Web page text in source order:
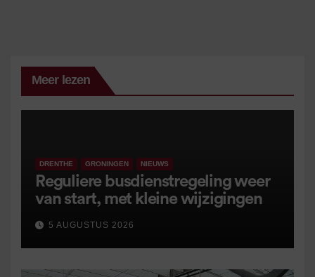
Meer lezen
DRENTHE GRONINGEN NIEUWS
Reguliere busdienstregeling weer
van start, met kleine wijzigingen
5 AUGUSTUS 2026